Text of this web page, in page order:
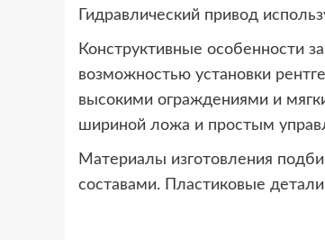
Гидравлический привод
Конструктивные особенности
возможностью установки
высокими ограждениями и
шириной ложа и простым
Материалы изготовления
составами. Пластиковые